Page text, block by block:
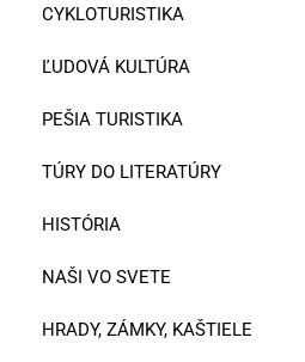
CYKLOTURISTIKA
ĽUDOVÁ KULTÚRA
PEŠIA TURISTIKA
TÚRY DO LITERATÚRY
HISTÓRIA
NAŠI VO SVETE
HRADY, ZÁMKY, KAŠTIELE